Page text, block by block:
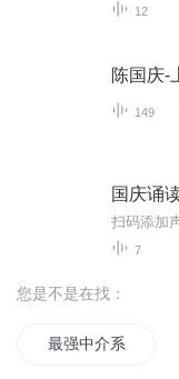
12
陈国庆-
149
国庆诵
7
您是不是在找：
最强中介系统